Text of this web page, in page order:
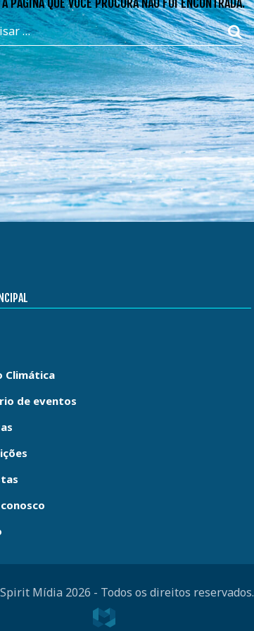
Climática
de eventos
Mídia 2026 - Todos os direitos reservados.